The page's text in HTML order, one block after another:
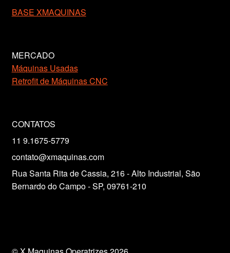
BASE XMAQUINAS
MERCADO
Máquinas Usadas
Retrofit de Máquinas CNC
CONTATOS
11 9.1675-5779
contato@xmaquinas.com
Rua Santa Rita de Cassia, 216 - Alto Industrial, São
Bernardo do Campo - SP, 09761-210